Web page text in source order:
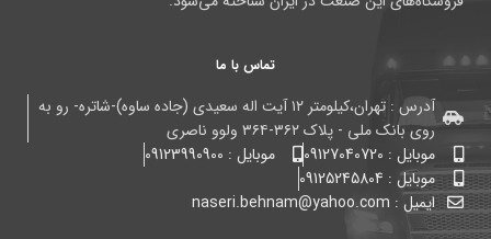
تماس با ما
آدرس : تهران،کیلومتر ۱۲ آیت اله سعیدی (جاده ساوه)-شاتره- رو به
روی بانک ملی - پلاک ۳۶۲-۳۶۴ ولوو ناصری
موبایل : 09127040720
موبایل : 09123990900
موبایل : 09125245804
ایمیل : naseri.behnam@yahoo.com